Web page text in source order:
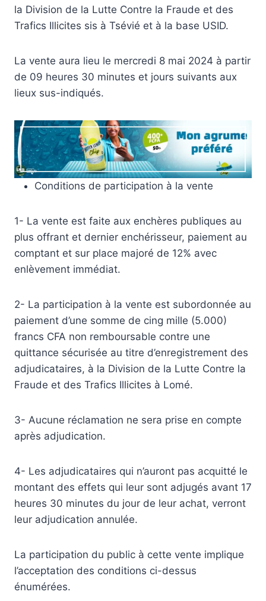
la Division de la Lutte Contre la Fraude et des
Trafics Illicites sis à Tsévié et à la base USID.
La vente aura lieu le mercredi 8 mai 2024 à partir
de 09 heures 30 minutes et jours suivants aux
lieux sus-indiqués.
Conditions de participation à la vente
1- La vente est faite aux enchères publiques au
plus offrant et dernier enchérisseur, paiement au
comptant et sur place majoré de 12% avec
enlèvement immédiat.
2- La participation à la vente est subordonnée au
paiement d’une somme de cing mille (5.000)
francs CFA non remboursable contre une
quittance sécurisée au titre d’enregistrement des
adjudicataires, à la Division de la Lutte Contre la
Fraude et des Trafics Illicites à Lomé.
3- Aucune réclamation ne sera prise en compte
après adjudication.
4- Les adjudicataires qui n’auront pas acquitté le
montant des effets qui leur sont adjugés avant 17
heures 30 minutes du jour de leur achat, verront
leur adjudication annulée.
La participation du public à cette vente implique
l’acceptation des conditions ci-dessus
énumérées.